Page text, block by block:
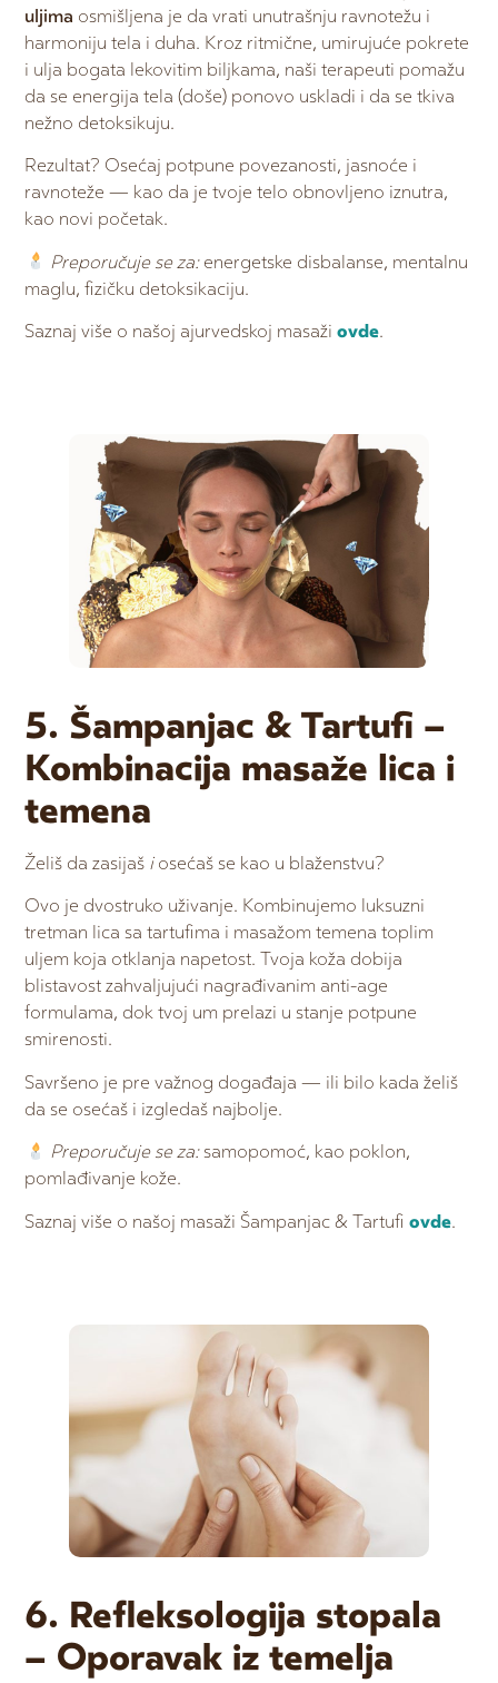
uljima osmišljena je da vrati unutrašnju ravnotežu i
harmoniju tela i duha. Kroz ritmične, umirujuće pokrete
i ulja bogata lekovitim biljkama, naši terapeuti pomažu
da se energija tela (doše) ponovo uskladi i da se tkiva
nežno detoksikuju.
Rezultat? Osećaj potpune povezanosti, jasnoće i
ravnoteže — kao da je tvoje telo obnovljeno iznutra,
kao novi početak.
Preporučuje se za:energetske disbalanse, mentalnu
maglu, fizičku detoksikaciju.
Saznaj više o našoj ajurvedskoj masažiovde.
5. Šampanjac & Tartufi –
Kombinacija masaže lica i
temena
Želiš da zasijaš iosećaš se kao u blaženstvu?
Ovo je dvostruko uživanje. Kombinujemo luksuzni
tretman lica sa tartufima i masažom temena toplim
uljem koja otklanja napetost. Tvoja koža dobija
blistavost zahvaljujući nagrađivanim anti-age
formulama, dok tvoj um prelazi u stanje potpune
smirenosti.
Savršeno je pre važnog događaja — ili bilo kada želiš
da se osećaš i izgledaš najbolje.
Preporučuje se za:samopomoć, kao poklon,
pomlađivanje kože.
Saznaj više o našoj masaži Šampanjac & Tartufiovde.
6. Refleksologija stopala
– Oporavak iz temelja